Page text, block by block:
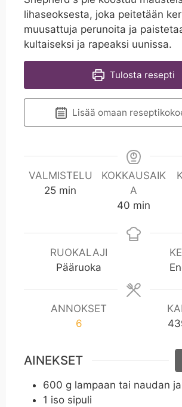
lihaseoksesta, joka peitetään
muusattuja perunoita ja
kultaiseksi ja rapeaksi uunissa.
Tulosta resepti
Lisää omaan
VALMISTELU
25mmin
KOKKAUSAIK
A
40 m
n
min
RUOKALAJI
Pääruoka
ANNOKSET
6
AINEKSET
600 g lampaan tai naudan
1 iso sipuli